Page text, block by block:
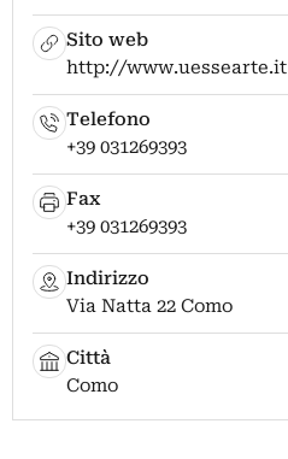
Sito web
http://www.uessearte.it
Telefono
+39 031269393
Fax
+39 031269393
Indirizzo
Via Natta 22 Como
Città
Como